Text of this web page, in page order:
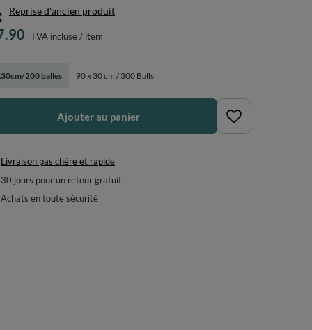
Reprise d'ancien produit
200 balles 90 x 30 cm / 300 Balls
TVA incluse/ item
Ajouter au panier
Livraison pas chère et rapide
30 jours pour un retour gratuit
Achats en toute sécurité